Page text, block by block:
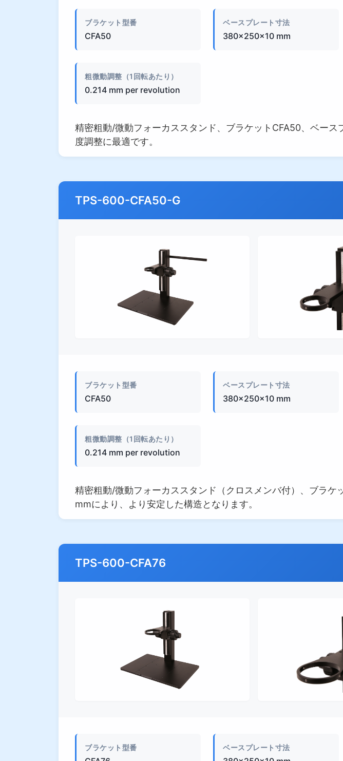
ブラケット型番
CFA50
ベースプレート寸法
380×250×10 mm
粗微動調整（1回転あたり）
0.214 mm per revolution
精密粗動/微動フォーカススタンド、ブラケットCFA50、ベー
度調整に最適です。
TPS-600-CFA50-G
ブラケット型番
CFA50
ベースプレート寸法
380×250×10 mm
粗微動調整（1回転あたり）
0.214 mm per revolution
精密粗動/微動フォーカススタンド（クロスメンバ付）、ブラ
mmにより、より安定した構造となります。
TPS-600-CFA76
ブラケット型番 ベースプレート寸法